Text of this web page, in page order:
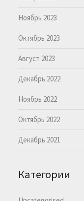
Ноябрь 2023
Октябрь 2023
Август 2023
Декабрь 2022
Ноябрь 2022
Октябрь 2022
Декабрь 2021
Категории